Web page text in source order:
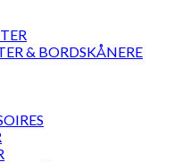
& BORDSKÅNERE